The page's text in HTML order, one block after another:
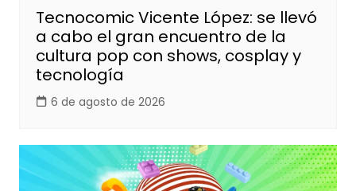
Tecnocomic Vicente López: se llevó
a cabo el gran encuentro de la
cultura pop con shows, cosplay y
tecnología
6 de agosto de 2026